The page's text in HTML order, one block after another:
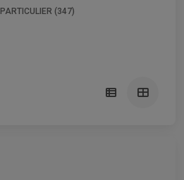
PARTICULIER (347)